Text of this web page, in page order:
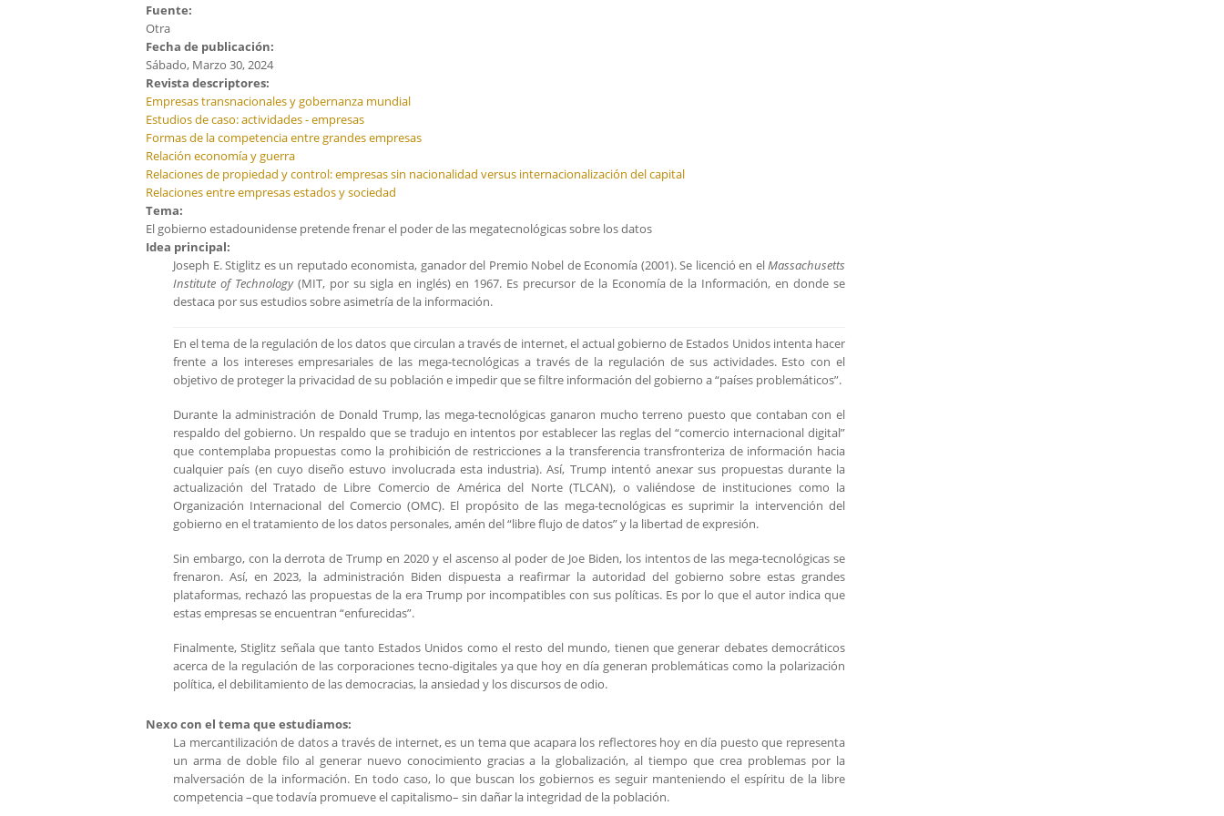
Fuente:
Otra
Fecha de publicación:
Sábado, Marzo 30, 2024
Revista descriptores:
Empresas transnacionales y gobernanza mundial
Estudios de caso: actividades - empresas
Formas de la competencia entre grandes empresas
Relación economía y guerra
Relaciones de propiedad y control: empresas sin nacionalidad versus internacionalización del capital
Relaciones entre empresas estados y sociedad
Tema:
El gobierno estadounidense pretende frenar el poder de las megatecnológicas sobre los datos
Idea principal:
Joseph E. Stiglitz es un reputado economista, ganador del Premio Nobel de Economía (2001). Se licenció en elMassachusetts
Institute of Technology(MIT, por su sigla en inglés) en 1967. Es precursor de la Economía de la Información, en donde se
destaca por sus estudios sobre asimetría de la información.
En el tema de la regulación de los datos que circulan a través de internet, el actual gobierno de Estados Unidos intenta hacer
frente a los intereses empresariales de las mega-tecnológicas a través de la regulación de sus actividades. Esto con el
objetivo de proteger la privacidad de su población e impedir que se filtre información del gobierno a “países problemáticos”.
Durante la administración de Donald Trump, las mega-tecnológicas ganaron mucho terreno puesto que contaban con el
respaldo del gobierno. Un respaldo que se tradujo en intentos por establecer las reglas del “comercio internacional digital”
que contemplaba propuestas como la prohibición de restricciones a la transferencia transfronteriza de información hacia
cualquier país (en cuyo diseño estuvo involucrada esta industria). Así, Trump intentó anexar sus propuestas durante la
actualización del Tratado de Libre Comercio de América del Norte (TLCAN), o valiéndose de instituciones como la
Organización Internacional del Comercio (OMC). El propósito de las mega-tecnológicas es suprimir la intervención del
gobierno en el tratamiento de los datos personales, amén del “libre flujo de datos” y la libertad de expresión.
Sin embargo, con la derrota de Trump en 2020 y el ascenso al poder de Joe Biden, los intentos de las mega-tecnológicas se
frenaron. Así, en 2023, la administración Biden dispuesta a reafirmar la autoridad del gobierno sobre estas grandes
plataformas, rechazó las propuestas de la era Trump por incompatibles con sus políticas. Es por lo que el autor indica que
estas empresas se encuentran “enfurecidas”.
Finalmente, Stiglitz señala que tanto Estados Unidos como el resto del mundo, tienen que generar debates democráticos
acerca de la regulación de las corporaciones tecno-digitales ya que hoy en día generan problemáticas como la polarización
política, el debilitamiento de las democracias, la ansiedad y los discursos de odio.
Nexo con el tema que estudiamos:
La mercantilización de datos a través de internet, es un tema que acapara los reflectores hoy en día puesto que representa
un arma de doble filo al generar nuevo conocimiento gracias a la globalización, al tiempo que crea problemas por la
malversación de la información. En todo caso, lo que buscan los gobiernos es seguir manteniendo el espíritu de la libre
competencia –que todavía promueve el capitalismo– sin dañar la integridad de la población.